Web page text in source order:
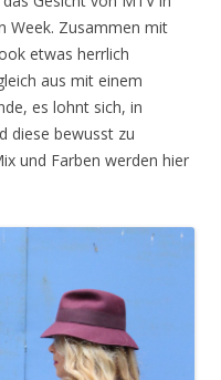
Week. Zusammen mit
etwas herrlich
aus mit einem
es lohnt sich, in
diese bewusst zu
und Farben werden hier